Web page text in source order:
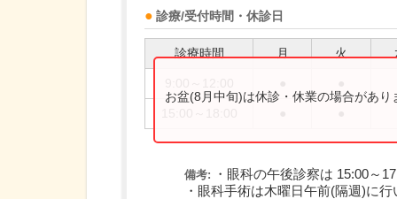
診療/受付時間・休診日
診療時間 月 火
お盆(8月中旬)は休診・休業の場合があ
備考:
・眼科の午後診察は 15:00～
・眼科手術は木曜日午前(隔週)に行